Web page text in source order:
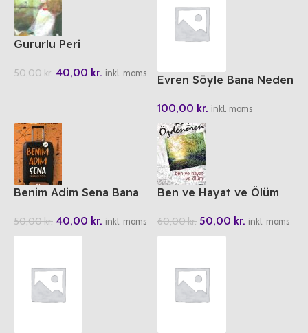
Gururlu Peri
50,00kr. 40,00 kr. inkl. moms Evren Söyle Bana Neden
100,00 kr. inkl. moms
Benim Adim Sena Bana
50,00kr. 40,00 kr. inkl. moms
Ben ve Hayat ve Ölüm
60,00kr. 50,00 kr. inkl. moms